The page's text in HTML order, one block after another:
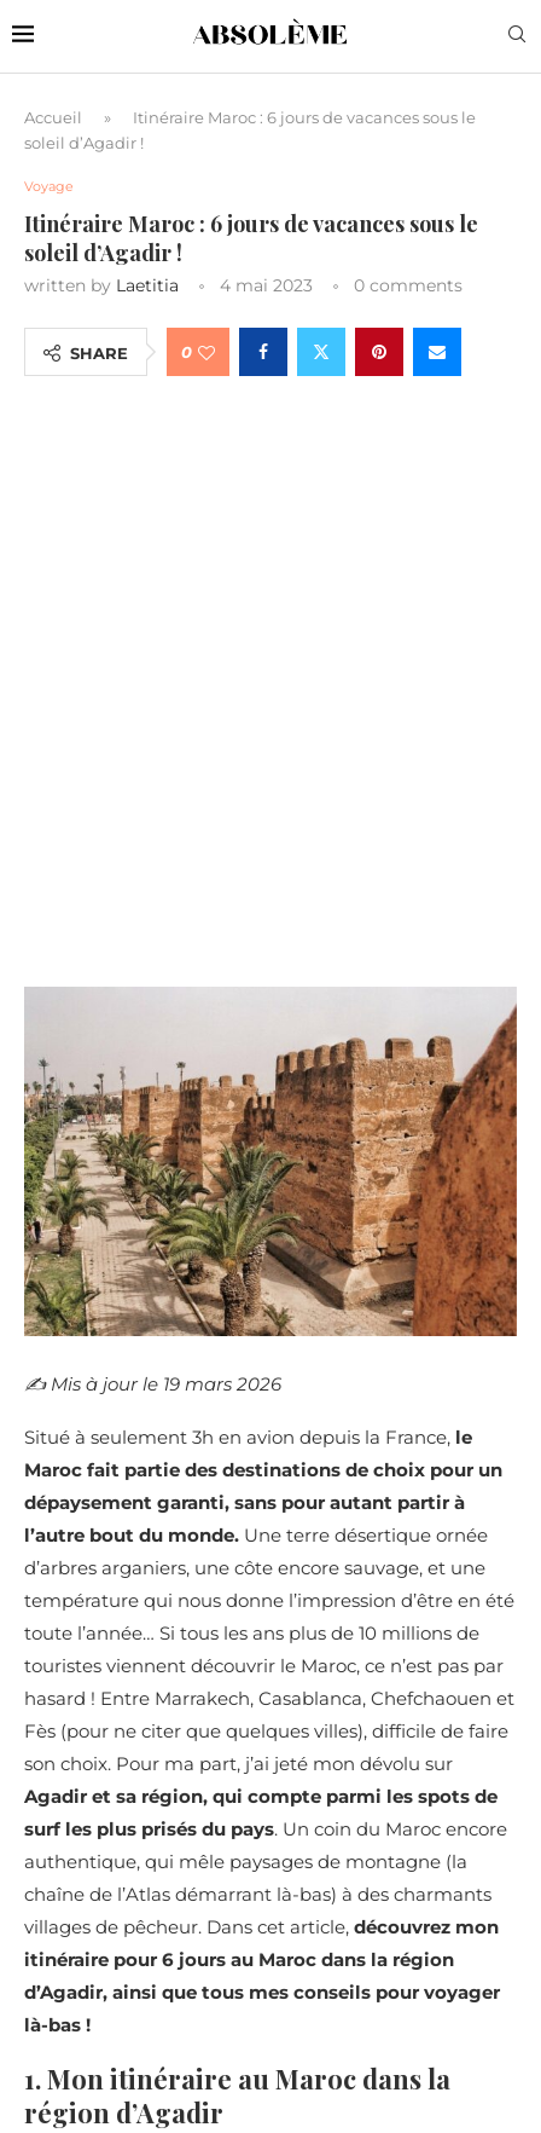
Accueil »
Itinéraire Maroc : 6 jours de vacances sous le
soleil d’Agadir !
Voyage
Itinéraire Maroc : 6 jours de vacances sous le
soleil d’Agadir !
written by Laetitia 4 mai 2023 0 comments
SHARE 0
✍️​ Mis à jour le 19 mars 2026
Situé à seulement 3h en avion depuis la France, le
Maroc fait partie des destinations de choix pour un
dépaysement garanti, sans pour autant partir à
l’autre bout du monde. Une terre désertique ornée
d’arbres arganiers, une côte encore sauvage, et une
température qui nous donne l’impression d’être en été
toute l’année… Si tous les ans plus de 10 millions de
touristes viennent découvrir le Maroc, ce n’est pas par
hasard ! Entre Marrakech, Casablanca, Chefchaouen et
Fès (pour ne citer que quelques villes), difficile de faire
son choix. Pour ma part, j’ai jeté mon dévolu sur
Agadir et sa région, qui compte parmi les spots de
surf les plus prisés du pays. Un coin du Maroc encore
authentique, qui mêle paysages de montagne (la
chaîne de l’Atlas démarrant là-bas) à des charmants
villages de pêcheur. Dans cet article, découvrez mon
itinéraire pour 6 jours au Maroc dans la région
d’Agadir, ainsi que tous mes conseils pour voyager
là-bas !
1. Mon itinéraire au Maroc dans la
région d’Agadir